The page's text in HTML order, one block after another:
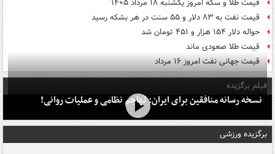
قیمت طلا و سکه امروز یکشنبه ۱۸ مرداد ۱۴۰۵
قیمت نفت به ۸۳ دلار و ۵۵ سنت در هر بشکه رسید
حواله دلار ۱۵۴ هزار و ۴۵۱ تومان شد
قیمت طلا صعودی ماند
قیمت جهانی نفت امروز ۱۶ مرداد
فیلم برگزیده
نسخه رسانه منافقین برای ایران: تهاجم نظامی و عملیات روانی!
برگزیده ورزشی